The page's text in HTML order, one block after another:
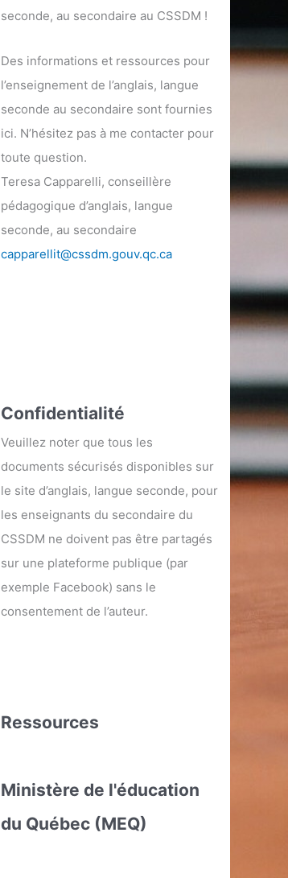
seconde, au secondaire au CSSDM !
Des informations et ressources pour
l’enseignement de l’anglais, langue
seconde au secondaire sont fournies
ici. N’hésitez pas à me contacter pour
toute question.
Teresa Capparelli, conseillère
pédagogique d’anglais, langue
seconde, au secondaire
capparellit@cssdm.gouv.qc.ca
Confidentialité
Veuillez noter que tous les
documents sécurisés disponibles sur
le site d’anglais, langue seconde, pour
les enseignants du secondaire du
CSSDM ne doivent pas être partagés
sur une plateforme publique (par
exemple Facebook) sans le
consentement de l’auteur.
Ressources
Ministère de l'éducation
du Québec (MEQ)